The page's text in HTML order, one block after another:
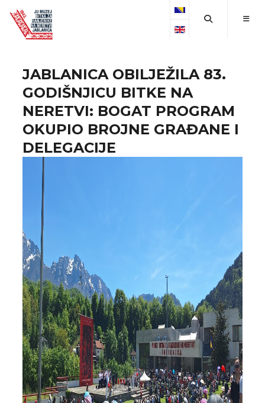
Select your language
JABLANICA OBILJEŽILA 83.
GODIŠNJICU BITKE NA
NERETVI: BOGAT PROGRAM
OKUPIO BROJNE GRAĐANE I
DELEGACIJE